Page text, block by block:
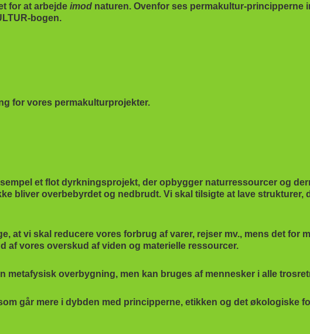
for at arbejdeimod naturen. Ovenfor ses permakultur-principperne
bogen.
for vores permakulturprojekter.
et flot dyrkningsprojekt, der opbygger naturressourcer og
bliver overbebyrdet og nedbrudt. Vi skal tilsigte at lave strukturer,
at vi skal reducere vores forbrug af varer, rejser mv., mens det for
af vores overskud af viden og materielle ressourcer.
metafysisk overbygning, men kan bruges af mennesker i alle
går mere i dybden med principperne, etikken og det økologiske